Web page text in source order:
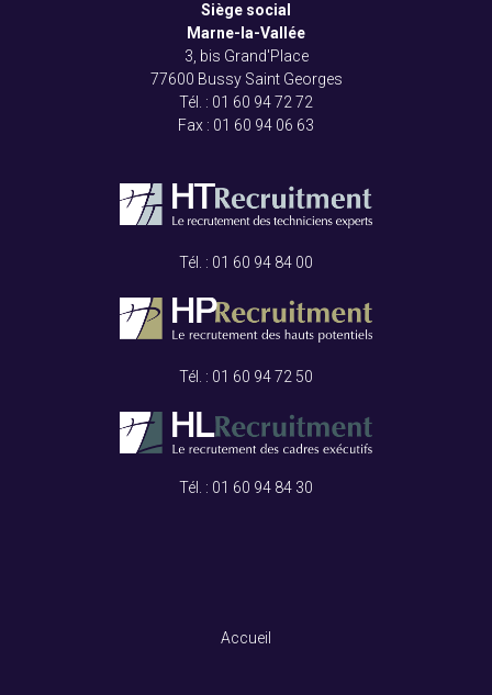
Siège social
Marne-la-Vallée
3, bis Grand'Place
77600 Bussy Saint Georges
Tél. : 01 60 94 72 72
Fax : 01 60 94 06 63
Tél. : 01 60 94 84 00
Tél. : 01 60 94 72 50
Tél. : 01 60 94 84 30
Accueil